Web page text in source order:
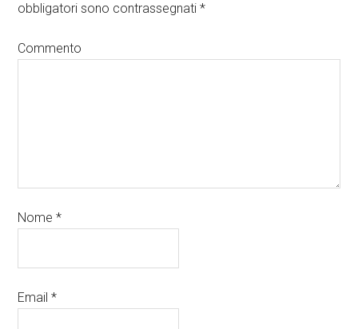
obbligatori sono contrassegnati*
Commento
Nome*
Email*